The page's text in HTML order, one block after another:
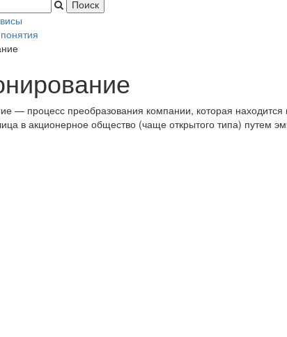
— процесс преобразования компании, которая находится
в акционерное общество (чаще открытого типа) путем